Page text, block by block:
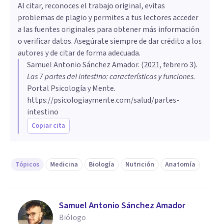
Al citar, reconoces el trabajo original, evitas
problemas de plagio y permites a tus lectores acceder
a las fuentes originales para obtener más información
o verificar datos. Asegúrate siempre de dar crédito a los
autores y de citar de forma adecuada.
Samuel Antonio Sánchez Amador. (2021, febrero 3).
Las 7 partes del intestino: características y funciones.
Portal Psicología y Mente.
https://psicologiaymente.com/salud/partes-
intestino
Copiar cita
Tópicos Medicina Biología Nutrición Anatomía
Samuel Antonio Sánchez Amador
Biólogo